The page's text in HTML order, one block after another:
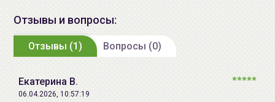
морщинками, напитывает кожу, повышая ее
упругость.
Ниацинамид
- способствует стимуляции синтеза
пигментацией, уменьшает воспаления,
успокаивает кожу, повышает ее эластичность,
стеблей зверобоя
цветков календулы, экстракт
цветков липы, экстракт цветков
Отзывы и вопросы:
Отзывы (1) Вопросы (0)
Екатерина В.
06.04.2026, 10:57:19